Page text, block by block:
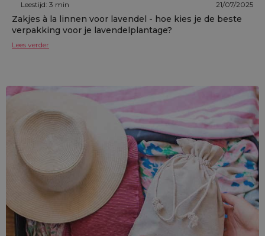
Leestijd: 3 min 21/07/2025
Zakjes à la linnen voor lavendel - hoe kies je de beste
verpakking voor je lavendelplantage?
Lees verder